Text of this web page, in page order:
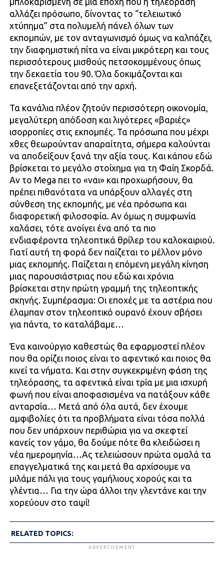
αλλάζει πρόσωπο, δίνοντας το “τελειωτικό
χτύπημα” στα πολυμελή πάνελ όλων των
εκπομπών, με τον ανταγωνισμό όμως να καλπάζει,
την διαφημιστική πίτα να είναι μικρότερη και τους
περισσότερους μισθούς πετσοκομμένους όπως
την δεκαετία του 90. Όλα δοκιμάζονται και
επανεξετάζονται από την αρχή.
Τα κανάλια πλέον ζητούν περισσότερη οικονομία,
μεγαλύτερη απόδοση και λιγότερες «βαριές»
ισορροπίες στις εκπομπές. Τα πρόσωπα που μέχρι
χθες θεωρούνταν απαραίτητα, σήμερα καλούνται
να αποδείξουν ξανά την αξία τους. Και κάπου εδώ
βρίσκεται το μεγάλο στοίχημα για τη Φαίη Σκορδά.
Αν το Mega πει το «ναι» και προχωρήσουν, θα
πρέπει πιθανότατα να υπάρξουν αλλαγές στη
σύνθεση της εκπομπής, με νέα πρόσωπα και
διαφορετική φιλοσοφία. Αν όμως η συμφωνία
χαλάσει, τότε ανοίγει ένα από τα πιο
ενδιαφέροντα τηλεοπτικά θρίλερ του καλοκαιριού.
Γιατί αυτή τη φορά δεν παίζεται το μέλλον μόνο
μιας εκπομπής. Παίζεται η επόμενη μεγάλη κίνηση
μιας παρουσιάστριας που εδώ και χρόνια
βρίσκεται στην πρώτη γραμμή της τηλεοπτικής
σκηνής. Συμπέρασμα: Οι εποχές με τα αστέρια που
έλαμπαν στον τηλεοπτικό ουρανό έχουν σβήσει
για πάντα, το καταλάβαμε…
Ένα καινούργιο καθεστώς θα εφαρμοστεί πλέον
που θα ορίζει ποιος είναι το αφεντικό και ποιος θα
κινεί τα νήματα. Και στην συγκεκριμένη φάση της
τηλεόρασης, τα αφεντικά είναι τρία με μια ισχυρή
φωνή που είναι αποφασισμένα να πατάξουν κάθε
ανταρσία… Μετά από όλα αυτά, δεν έχουμε
αμφιβολίες ότι τα προβλήματα είναι τόσα πολλά
που δεν υπάρχουν περιθώρια για να σκεφτεί
κανείς τον γάμο, θα δούμε πότε θα κλειδώσει η
νέα ημερομηνία…Ας τελειώσουν πρώτα ομαλά τα
επαγγελματικά της και μετά θα αρχίσουμε να
μιλάμε πάλι για τους γαμήλιους χορούς και τα
γλέντια… Για την ώρα άλλοι την γλεντάνε και την
χορεύουν στο ταψί!
RELATED TOPICS:
ADVERTISEMENT